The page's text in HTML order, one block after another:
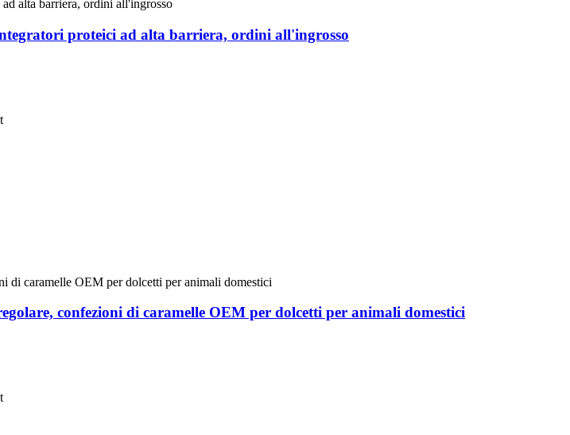
proteici ad alta barriera, ordini all'ingrosso
confezioni di caramelle OEM per dolcetti per animali domestici